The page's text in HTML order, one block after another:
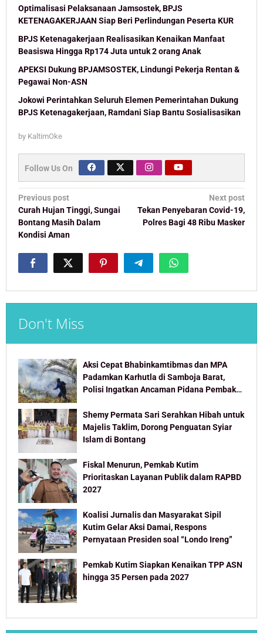
Optimalisasi Pelaksanaan Jamsostek, BPJS
KETENAGAKERJAAN Siap Beri Perlindungan Peserta KUR
BPJS Ketenagakerjaan Realisasikan Kenaikan Manfaat
Beasiswa Hingga Rp174 Juta untuk 2 orang Anak
APEKSI Dukung BPJAMSOSTEK, Lindungi Pekerja Rentan &
Pegawai Non-ASN
Jokowi Perintahkan Seluruh Elemen Pemerintahan Dukung
BPJS Ketenagakerjaan, Ramdani Siap Bantu Sosialisasikan
by KaltimOke
Follow Us On
Post
navigation
Previous post
Curah Hujan Tinggi, Sungai
Bontang Masih Dalam
Kondisi Aman
Next post
Tekan Penyebaran Covid-19,
Polres Bagi 48 Ribu Masker
Don't Miss
Aksi Cepat Bhabinkamtibmas dan MPA
Padamkan Karhutla di Samboja Barat,
Polisi Ingatkan Ancaman Pidana Pembakar
Shemy Permata Sari Serahkan Hibah untuk
Majelis Taklim, Dorong Penguatan Syiar
Islam di Bontang
Fiskal Menurun, Pemkab Kutim
Prioritaskan Layanan Publik dalam RAPBD
2027
Koalisi Jurnalis dan Masyarakat Sipil
Kutim Gelar Aksi Damai, Respons
Pernyataan Presiden soal “Londo Ireng”
Pemkab Kutim Siapkan Kenaikan TPP ASN
hingga 35 Persen pada 2027